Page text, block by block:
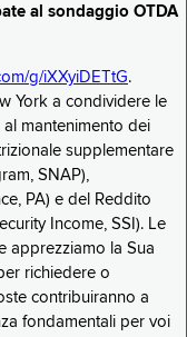
al sondaggio OTDA
g/iXXyiDETtG.
York a condividere le
mantenimento dei
supplementare
SNAP),
PA) e del Reddito
Income, SSI). Le
apprezziamo la Sua
richiedere o
contribuiranno a
fondamentali per voi